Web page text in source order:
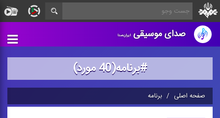
صدای موسیقیایران‌صدا
#برنامه(40 مورد)
صفحه اصلی برنامه